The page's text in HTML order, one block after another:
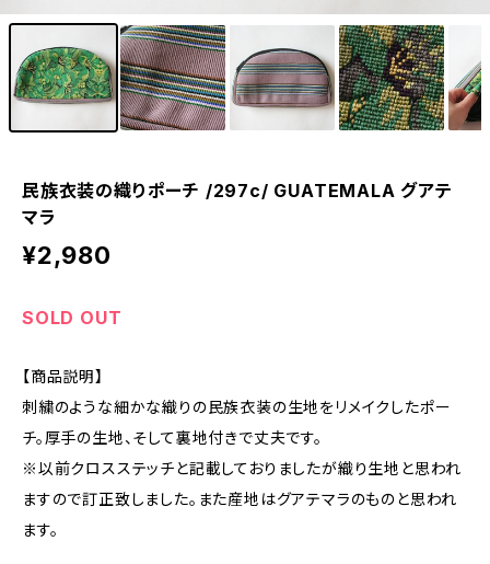
民族衣装の織りポーチ /297c/ GUATEMALA グアテ
マラ
¥2,980
SOLD OUT
【商品説明】
刺繍のような細かな織りの民族衣装の生地をリメイクしたポー
チ。厚手の生地、そして裏地付きで丈夫です。
※以前クロスステッチと記載しておりましたが織り生地と思われ
ますので訂正致しました。また産地はグアテマラのものと思われ
ます。